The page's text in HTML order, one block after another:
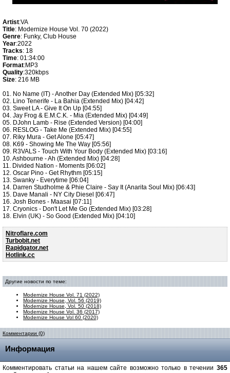
Artist:VA
Title: Modernize House Vol. 70 (2022)
Genre: Funky, Club House
Year:2022
Tracks: 18
Time: 01:34:00
Format:MP3
Quality:320kbps
Size: 216 MB
01. No Name (IT) - Another Day (Extended Mix) [05:32]
02. Lino Tenerife - La Bahia (Extended Mix) [04:42]
03. Sweet LA - Give It On Up [04:55]
04. Jay Frog & E.M.C.K. - Mia (Extended Mix) [04:49]
05. DJohn Lamb - Rise (Extended Version) [04:00]
06. RESLOG - Take Me (Extended Mix) [04:55]
07. Riky Mura - Get Alone [05:47]
08. K69 - Showing Me The Way [05:56]
09. R3VALS - Touch With Your Body (Extended Mix) [03:16]
10. Ashbourne - Ah (Extended Mix) [04:28]
11. Divided Nation - Moments [06:02]
12. Oscar Pino - Get Rhythm [05:15]
13. Swanky - Everytime [06:04]
14. Darren Studholme & Phie Claire - Say It (Anarita Soul Mix) [06:43]
15. Dave Manali - NY City Diesel [06:47]
16. Josh Bones - Maasai [07:11]
17. Cryonics - Don't Let Me Go (Extended Mix) [03:28]
18. Elvin (UK) - So Good (Extended Mix) [04:10]
Nitroflare.com
Turbobit.net
Rapidgator.net
Hotlink.cc
Другие новости по теме:
Modernize House Vol. 71 (2022)
Modernize House, Vol. 56 (2019)
Modernize House, Vol. 50 (2018)
Modernize House Vol. 36 (2017)
Modernize House Vol 60 (2020)
Комментарии (0)
Информация
Комментировать статьи на нашем сайте возможно только в течении 365